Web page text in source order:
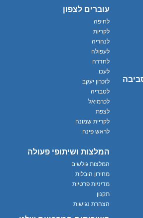
עוברים לצפון
לחיפה
לקריות
לנהריה
לעפולה
לחדרה
לעכו
לזכרון יעקב
לטבריה
לכרמיאל
לצפת
לקריית שמונה
לראש פינה
המלצות ושיתופי פעולה
המלצות גולשים
מחירון הובלות
מדיניות פרטיות
תקנון
הצהרת נגישות